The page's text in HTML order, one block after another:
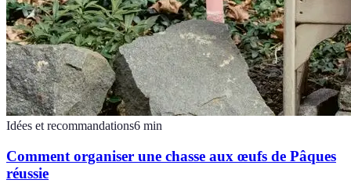
Idées et recommandations6 min
Comment organiser une chasse aux œufs de Pâques
réussie